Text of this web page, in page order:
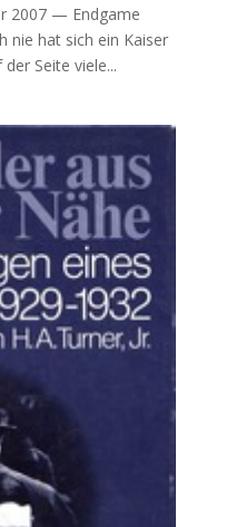
2007 — Endgame
nie hat sich ein Kai­ser
Sei­te vie­le...